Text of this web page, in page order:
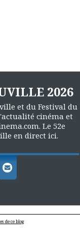
2026
et du Festival du
cinéma et
Le 52e
en direct ici.
de ce blog